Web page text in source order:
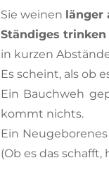
Sie weinen länger
Ständiges
in kurzen
Es scheint, als ob
Ein Bauchweh
kommt nichts.
Ein
(Ob es das